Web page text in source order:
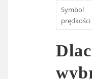
Symbol
prędkości